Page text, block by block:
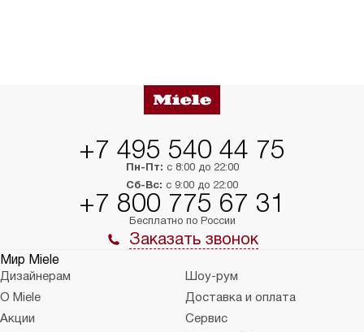
+7 495 540 44 75
Пн-Пт: с 8:00 до 22:00
Сб-Вс: с 9:00 до 22:00
+7 800 775 67 31
Бесплатно по России
Заказать звонок
Мир Miele
Дизайнерам
Шоу-рум
О Miele
Доставка и оплата
Акции
Сервис